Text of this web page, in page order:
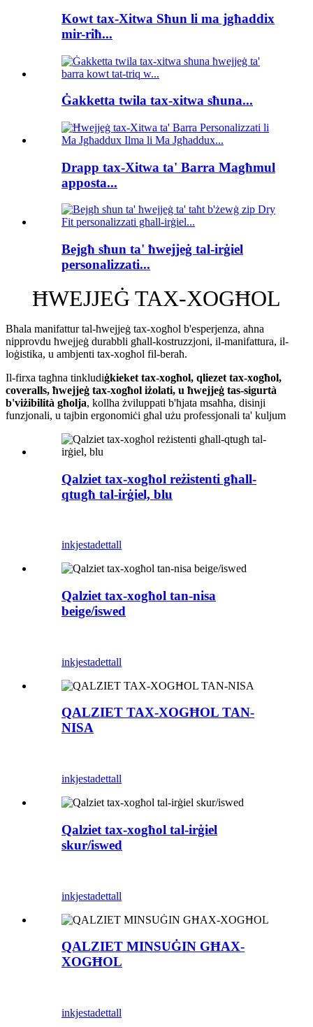
Kowt tax-Xitwa Sħun li ma jgħaddix
mir-riħ...
Ġakketta twila tax-xitwa sħuna...
Drapp tax-Xitwa ta' Barra Magħmul
apposta...
Bejgħ sħun ta' ħwejjeġ tal-irġiel
personalizzati...
ĦWEJJEĠ TAX-XOGĦOL
Bħala manifattur tal-ħwejjeġ tax-xogħol b'esperjenza, aħna
nipprovdu ħwejjeġ durabbli għall-kostruzzjoni, il-manifattura, il-
loġistika, u ambjenti tax-xogħol fil-beraħ.
Il-firxa tagħna tinkludiġkieket tax-xogħol, qliezet tax-xogħol,
coveralls, ħwejjeġ tax-xogħol iżolati, u ħwejjeġ tas-sigurtà
b'viżibilità għolja, kollha żviluppati b'ħjata msaħħa, disinji
funzjonali, u tajbin ergonomiċi għal użu professjonali ta' kuljum
Qalziet tax-xogħol reżistenti għall-
qtugħ tal-irġiel, blu
inkjestadettall
Qalziet tax-xogħol tan-nisa
beige/iswed
inkjestadettall
QALZIET TAX-XOGĦOL TAN-
NISA
inkjestadettall
Qalziet tax-xogħol tal-irġiel
skur/iswed
inkjestadettall
QALZIET MINSUĠIN GĦAX-
XOGĦOL
inkjestadettall